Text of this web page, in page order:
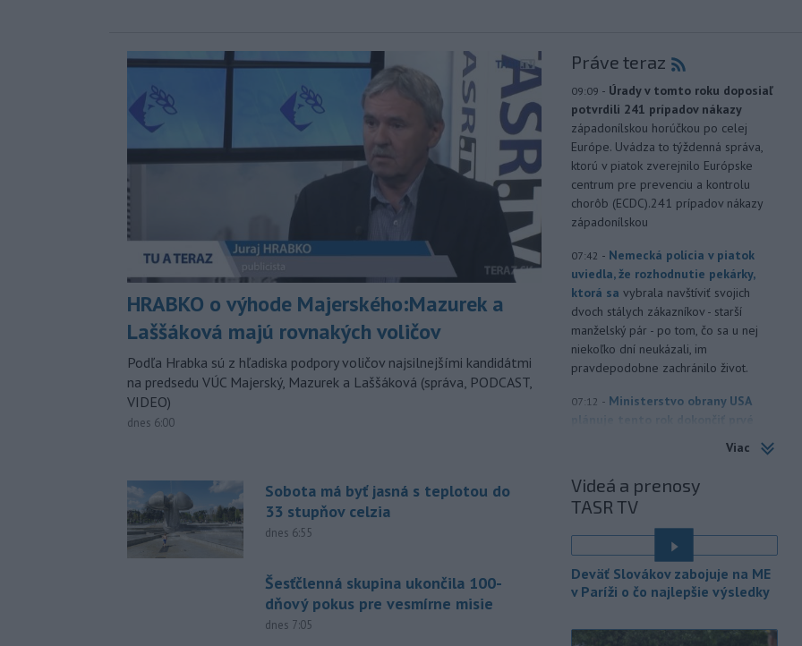
HRABKO o výhode Majerského:Mazurek a
Laššáková majú rovnakých voličov
Podľa Hrabka sú z hľadiska podpory voličov najsilnejšími kandidátmi
na predsedu VÚC Majerský, Mazurek a Laššáková (správa, PODCAST,
VIDEO)
dnes 6:00
Sobota má byť jasná s teplotou do
33 stupňov celzia
dnes 6:55
Šesťčlenná skupina ukončila 100-
dňový pokus pre vesmírne misie
dnes 7:05
Práve teraz
09:09 - Úrady v tomto roku doposiaľ
potvrdili 241 prípadov nákazy
západonílskou horúčkou po celej
Európe. Uvádza to týždenná správa,
ktorú v piatok zverejnilo Európske
centrum pre prevenciu a kontrolu
chorôb (ECDC).241 prípadov nákazy
západonílskou
07:42 - Nemecká polícia v piatok
uviedla, že rozhodnutie pekárky,
ktorá sa vybrala navštíviť svojich
dvoch stálych zákazníkov - starší
manželský pár - po tom, čo sa u nej
niekoľko dní neukázali, im
pravdepodobne zachránilo život.
07:12 - Ministerstvo obrany USA
Golden Dome (Zlatá kupola) a v roku
2027 uskutočniť letové skúšky.
07:09 - Rokovania medzi Iránom a
Ománom o situácii v Hormuzskom
napredujú a Spojené štáty
očakávajú, že dohoda bude uzavretá
čoskoro, uviedol v piatok pre agentúru
Reuters nemenovaný americký
Viac
Videá a prenosy
TASR TV
Deväť Slovákov zabojuje na ME
v Paríži o čo najlepšie výsledky